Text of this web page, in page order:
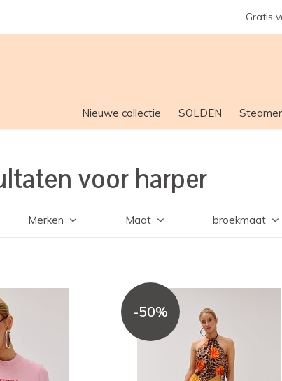
Nieuwe collectie SOLDEN
Gratis
voor harper
Merken Maat broekmaat
-50%